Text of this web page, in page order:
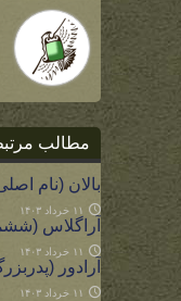
مطالب
بالان (نام
۱۱ خرداد ۱۴۰۳
آراگلاس
۱۱ خرداد ۱۴۰۳
آرادور
۱۱ خرداد ۱۴۰۳